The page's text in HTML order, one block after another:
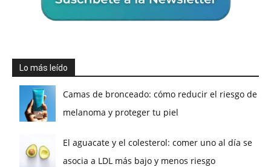
Lo más leído
Camas de bronceado: cómo reducir el riesgo de
melanoma y proteger tu piel
El aguacate y el colesterol: comer uno al día se
asocia a LDL más bajo y menos riesgo